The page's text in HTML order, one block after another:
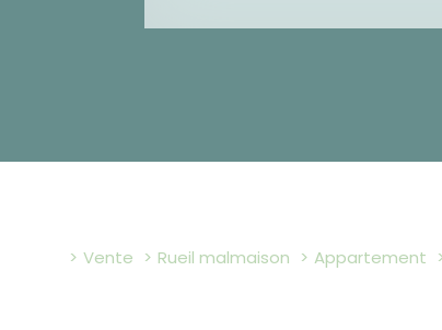
Vente Rueil malmaison Appartement